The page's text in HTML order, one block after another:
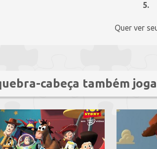
5.
Quer ver
cabeça também